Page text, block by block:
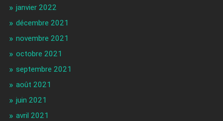
janvier 2022
décembre 2021
novembre 2021
octobre 2021
septembre 2021
août 2021
juin 2021
avril 2021